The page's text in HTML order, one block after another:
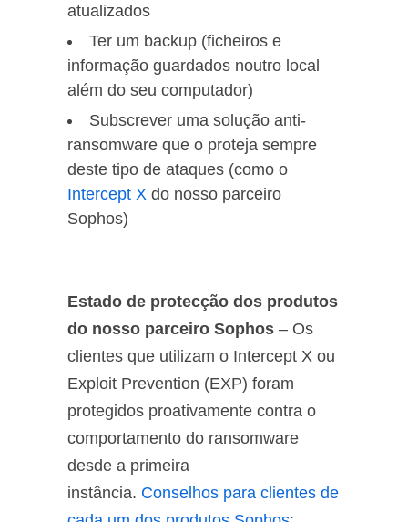
atualizados
Ter um backup (ficheiros e
informação guardados noutro local
além do seu computador)
Subscrever uma solução anti-
ransomware que o proteja sempre
deste tipo de ataques (como o
Intercept X do nosso parceiro
Sophos)
Estado de protecção dos produtos
do nosso parceiro Sophos – Os
clientes que utilizam o Intercept X ou
Exploit Prevention (EXP) foram
protegidos proativamente contra o
comportamento do ransomware
desde a primeira
instância. Conselhos para clientes de